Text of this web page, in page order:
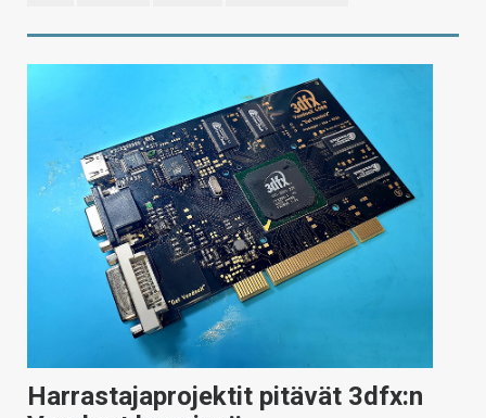
Harrastajaprojektit pitävät 3dfx:n